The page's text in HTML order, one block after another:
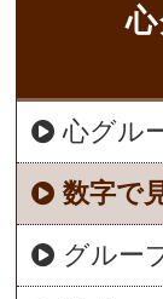
心グル
数字で
グルー